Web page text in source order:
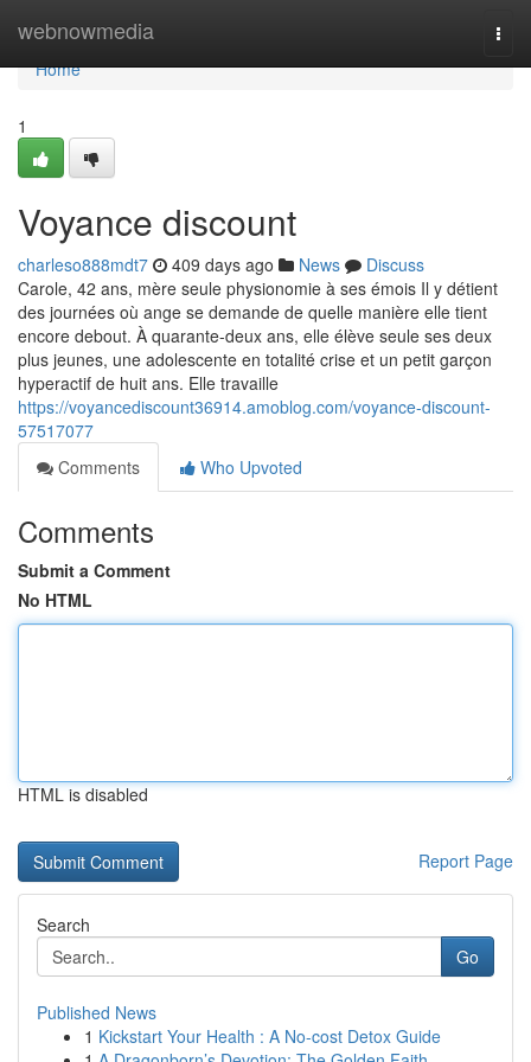
webnowmedia
Home
Home
1
Voyance discount
charleso888mdt7 409 days ago News
Discuss
Carole, 42 ans, mère seule physionomie à ses émois Il y détient
des journées où ange se demande de quelle manière elle tient
encore debout. À quarante-deux ans, elle élève seule ses deux
plus jeunes, une adolescente en totalité crise et un petit garçon
hyperactif de huit ans. Elle travaille
https://voyancediscount36914.amoblog.com/voyance-discount-
57517077
Comments
Who Upvoted
Comments
Submit a Comment
No HTML
HTML is disabled
Report Page
Search
Go
Published News
1 Kickstart Your Health : A No-cost Detox Guide